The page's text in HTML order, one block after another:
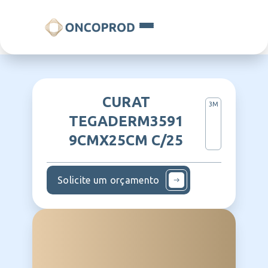
CURAT
TEGADERM3591
9CMX25CM C/25
3M
Solicite um orçamento